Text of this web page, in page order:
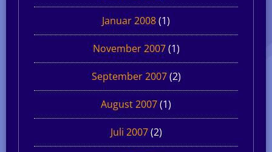
Januar 2008(1)
November 2007(1)
September 2007(2)
August 2007(1)
Juli 2007(2)